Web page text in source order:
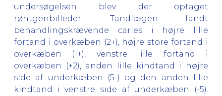
undersøgelsen blev der optaget
røntgenbilleder. Tandlægen fandt
behandlingskrævende caries i højre lille
fortand i overkæben (2+), højre store fortand i
overkæben (1+), venstre lille fortand i
overkæben (+2), anden lille kindtand i højre
side af underkæben (5-) og den anden lille
kindtand i venstre side af underkæben (-5).